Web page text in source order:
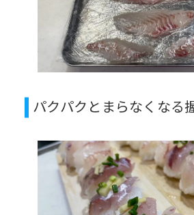
パクパクとまらなくなる